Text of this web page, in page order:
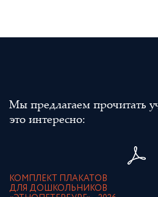
Мы предлагаем прочитать
это интересно:
КОМПЛЕКТ ПЛАКАТОВ
ДЛЯ ДОШКОЛЬНИКОВ